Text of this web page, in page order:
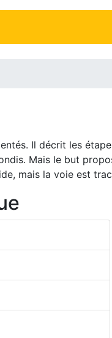
Il décrit les
Mais le but
mais la voie est